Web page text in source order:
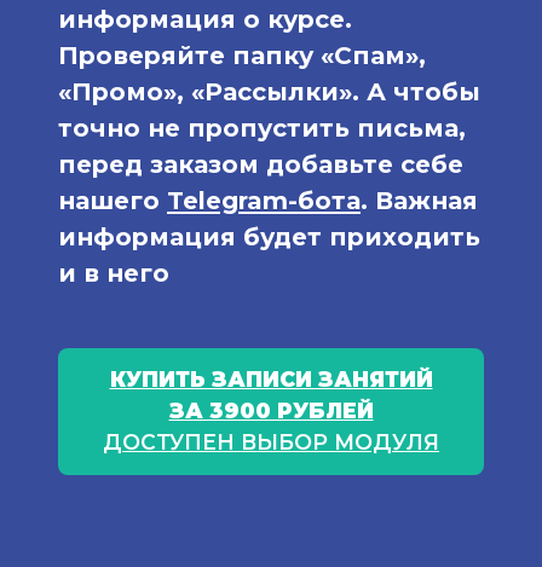
информация о курсе.
Проверяйте папку «Спам»,
«Промо», «Рассылки». А чтобы
точно не пропустить письма,
перед заказом добавьте себе
нашего Telegram-бота. Важная
информация будет приходить
и в него
КУПИТЬ ЗАПИСИ ЗАНЯТИЙ
ЗА 3900 РУБЛЕЙ
ДОСТУПЕН ВЫБОР МОДУЛЯ